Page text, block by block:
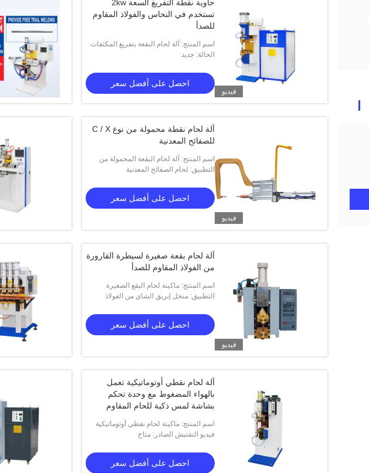
فيديو
حاوية نقطة التفريغ السعة 2kw
تستخدم في النحاس والفولاذ المقاوم
للصدأ
اسم المنتج: آلة لحام البقعة بتفريغ المكثفات
الحالة: جديد
احصل على أفضل سعر
فيديو
آلة لحام نقطة محمولة من نوع C / X
للصفائح المعدنية
اسم المنتج: آلة لحام البقعة المحمولة من
النوع HWASHI C/X للصفائح المعدنية
التطبيق: لحام الصفائح المعدنية
احصل على أفضل سعر
فيديو
آلة لحام بقعة صغيرة لسيطرة القارورة
من الفولاذ المقاوم للصدأ
اسم المنتج: ماكينة لحام البقع الصغيرة
الدقيقة من هواشي لغربال إبريق الشاي من
التطبيق: منخل إبريق الشاي من الفولاذ
احصل على أفضل سعر
آلة لحام نقطي أوتوماتيكية تعمل
بالهواء المضغوط مع وحدة تحكم
بشاشة لمس ذكية للحام المقاوم
اسم المنتج: ماكينة لحام نقطي أوتوماتيكية
تعمل بالهواء المضغوط مزودة بشبكة سلكية
فيديو التفتيش الصادر: متاح
احصل على أفضل سعر